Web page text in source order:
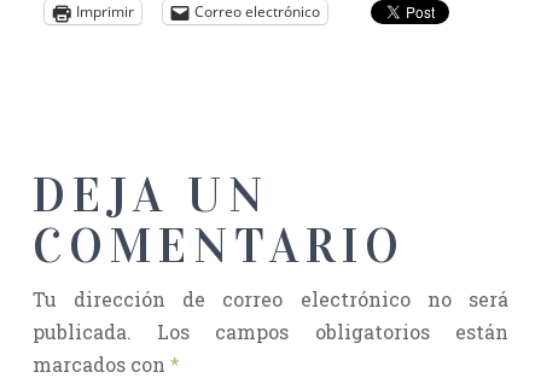
Imprimir Correo electrónico
DEJA UN
COMENTARIO
Tu dirección de correo electrónico no será
publicada.
Los campos obligatorios están
marcados con *